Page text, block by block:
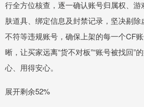
行全方位核查，逐一确认账号归属权、
肤道具、绑定信息及封禁记录，坚决剔
不符等违规账号，确保上架的每一个CF
晰，让买家远离“货不对板”“账号被找回”
心、用得安心。
展开剩余52%